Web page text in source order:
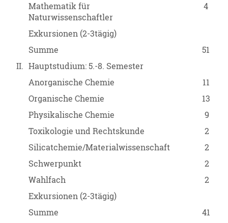
Mathematik für
Naturwissenschaftler
4
Exkursionen (2-3tägig)
Summe
51
II. Hauptstudium: 5.-8. Semester
Anorganische Chemie
11
Organische Chemie
13
Physikalische Chemie
9
Toxikologie und Rechtskunde
2
Silicatchemie/Materialwissenschaft
2
Schwerpunkt
2
Wahlfach
2
Exkursionen (2-3tägig)
Summe
41